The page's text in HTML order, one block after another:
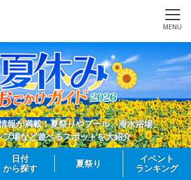
MENU
報が満載！夏祭りやプール、海水浴場、
プ場など遊べるスポットを大紹介
日付
から探す
夏祭り
イベント
ランキング